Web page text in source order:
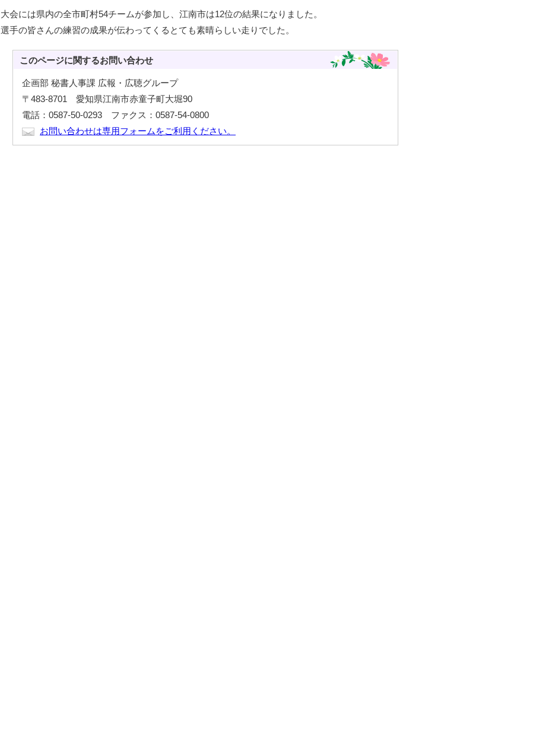
大会には県内の全市町村54チームが参加し、江南市は12位の結果になりました。
選手の皆さんの練習の成果が伝わってくるとても素晴らしい走りでした。
このページに関するお問い合わせ
企画部 秘書人事課 広報・広聴グループ
〒483-8701 愛知県江南市赤童子町大堀90
電話：0587-50-0293 ファクス：0587-54-0800
お問い合わせは専用フォームをご利用ください。